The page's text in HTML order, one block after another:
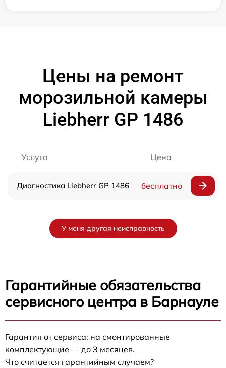
Цены на ремонт
морозильной камеры
Liebherr GP 1486
Услуга Цена
Диагностика Liebherr GP 1486 бесплатно
У меня другая неисправность
Гарантийные обязательства
сервисного центра в Барнауле
Гарантия от сервиса: на смонтированные
комплектующие — до 3 месяцев.
Что считается гарантийным случаем?